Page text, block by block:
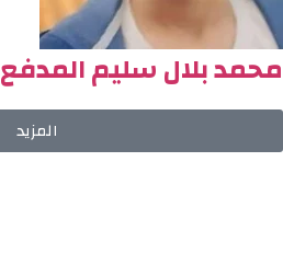
محمد بلال سليم المدفع
المزيد